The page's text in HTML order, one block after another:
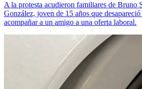
A la protesta acudieron familiares de Bruno
González, joven de 15 años que
acompañar a un amigo a una oferta laboral.